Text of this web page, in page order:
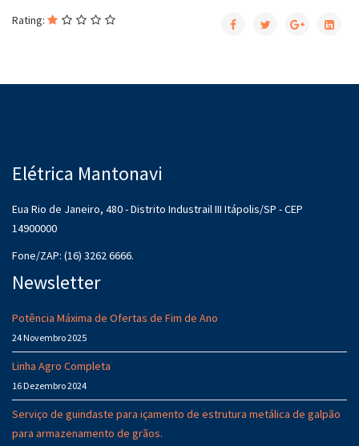
Rating:
Elétrica Mantonavi
Eua Rio de Janeiro, 480 - Distrito Industrail III Itápolis/SP - CEP
14900000
Fone/ZAP: (16) 3262 6666.
Newsletter
Potência Máxima de Ofertas de Fim de Ano
24 Novembro 2025
Linha Agro Completa
16 Dezembro 2024
Serviço de guindaste para içamento de estrutura metálica de galpão
para armazenamento de grãos.